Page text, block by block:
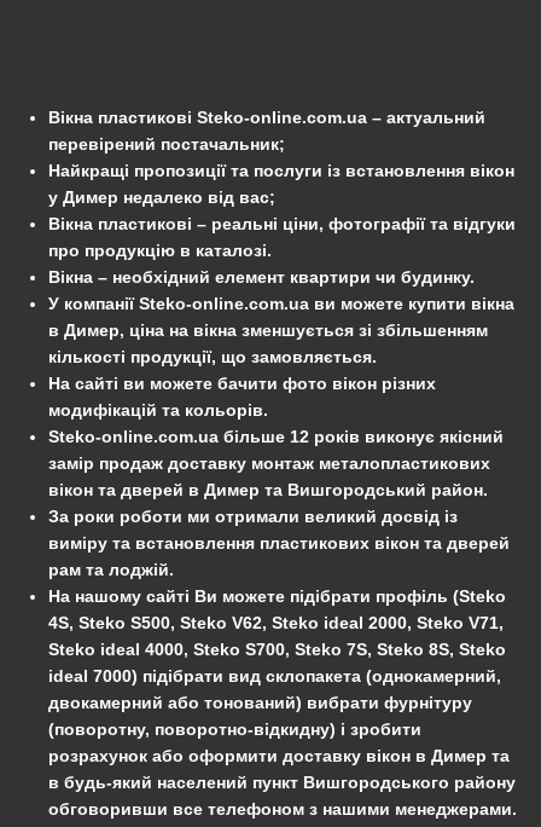
Вікна пластикові Steko-online.com.ua – актуальний
перевірений постачальник;
Найкращі пропозиції та послуги із встановлення вікон
у Димер недалеко від вас;
Вікна пластикові – реальні ціни, фотографії та відгуки
про продукцію в каталозі.
Вікна – необхідний елемент квартири чи будинку.
У компанії Steko-online.com.ua ви можете купити вікна
в Димер, ціна на вікна зменшується зі збільшенням
кількості продукції, що замовляється.
На сайті ви можете бачити фото вікон різних
модифікацій та кольорів.
Steko-online.com.ua більше 12 років виконує якісний
замір продаж доставку монтаж металопластикових
вікон та дверей в Димер та Вишгородський район.
За роки роботи ми отримали великий досвід із
виміру та встановлення пластикових вікон та дверей
рам та лоджій.
На нашому сайті Ви можете підібрати профіль (Steko
4S, Steko S500, Steko V62, Steko ideal 2000, Steko V71,
Steko ideal 4000, Steko S700, Steko 7S, Steko 8S, Steko
ideal 7000) підібрати вид склопакета (однокамерний,
двокамерний або тонований) вибрати фурнітуру
(поворотну, поворотно-відкидну) і зробити
розрахунок або оформити доставку вікон в Димер та
в будь-який населений пункт Вишгородського району
обговоривши все телефоном з нашими менеджерами.